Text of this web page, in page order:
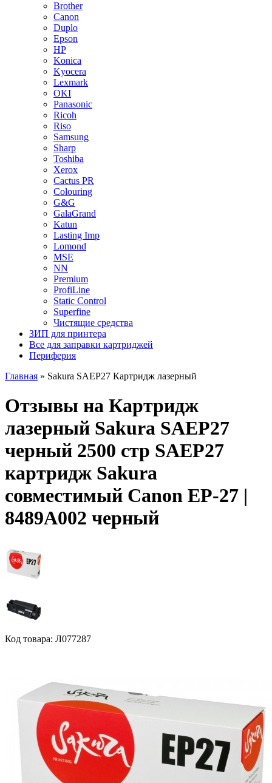
Brother
Canon
Duplo
Epson
HP
Konica
Kyocera
Lexmark
OKI
Panasonic
Ricoh
Riso
Samsung
Sharp
Toshiba
Xerox
Cactus PR
Colouring
G&G
GalaGrand
Katun
Lasting Imp
Lomond
MSE
NN
Premium
ProfiLine
Static Control
Superfine
Чистящие средства
ЗИП для принтера
Все для заправки картриджей
Периферия
Главная » Sakura SAEP27 Картридж лазерный
Отзывы на Картридж
лазерный Sakura SAEP27
черный 2500 стр SAEP27
картридж Sakura
совместимый Canon EP-27 |
8489A002 черный
Код товара: Л077287